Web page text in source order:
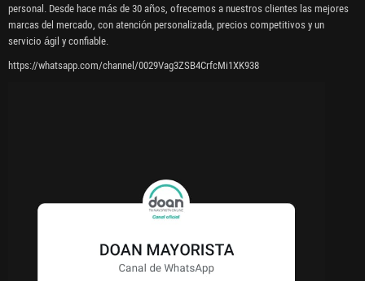
personal. Desde hace más de 30 años, ofrecemos a nuestros clientes las mejores
marcas del mercado, con atención personalizada, precios competitivos y un
servicio ágil y confiable.
https://whatsapp.com/channel/0029Vag3ZSB4CrfcMi1XK938